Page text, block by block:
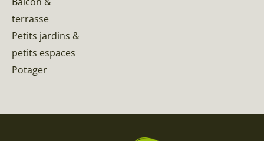
terrasse
Petits jardins &
petits espaces
Potager